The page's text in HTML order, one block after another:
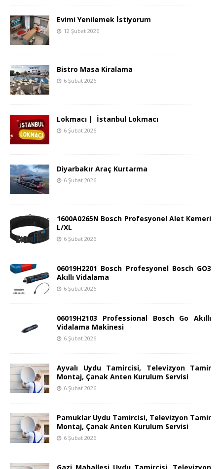
Evimi Yenilemek İstiyorum
12 Şubat 2026
Bistro Masa Kiralama
6 Şubat 2026
Lokmacı | İstanbul Lokmacı
6 Şubat 2026
Diyarbakır Araç Kurtarma
6 Şubat 2026
1600A0265N Bosch Profesyonel Alet Kemeri
L/XL
6 Şubat 2026
06019H2201 Bosch Profesyonel Bosch GO3
Akıllı Vidalama
6 Şubat 2026
06019H2103 Professional Bosch Go Akıllı
Vidalama Makinesi
6 Şubat 2026
Ayvalı Uydu Tamircisi, Televizyon Tamir
Montaj, Çanak Anten Kurulum Servisi
6 Şubat 2026
Pamuklar Uydu Tamircisi, Televizyon Tamir
Montaj, Çanak Anten Kurulum Servisi
6 Şubat 2026
Gazi Mahallesi Uydu Tamircisi, Televizyon